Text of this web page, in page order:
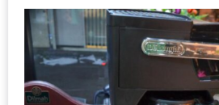
เชียงใหม่
หนาว
ใช่